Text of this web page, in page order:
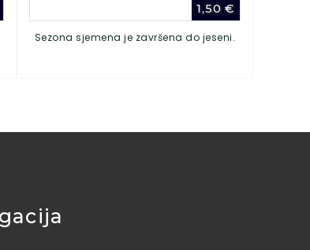
1,50€
Sezona sjemena je završena do jeseni.